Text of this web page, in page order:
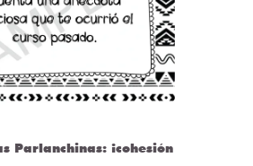
Parlanchinas: ¡cohesión